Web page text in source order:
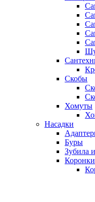
Скобы
Хомуты
Насадки
Буры
Зубила
Коронки